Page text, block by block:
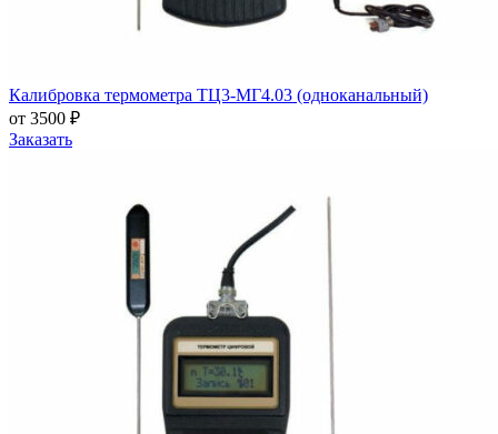
Калибровка термометра ТЦ3-МГ4.03 (одноканальный)
от 3500 ₽
Заказать